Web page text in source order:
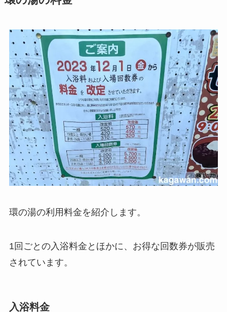
環の湯の利用料金を紹介します。
1回ごとの入浴料金とほかに、お得な回数券が販売
されています。
入浴料金